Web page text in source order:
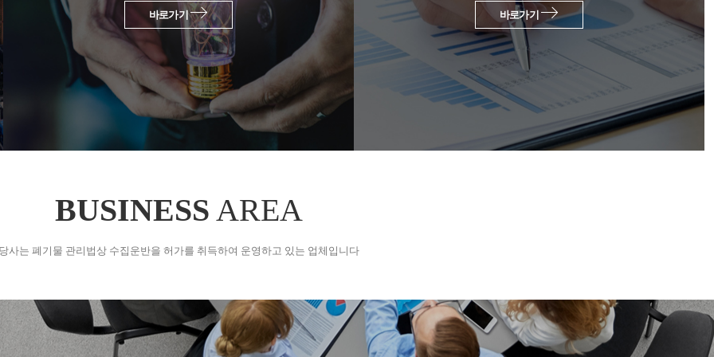
바로가기 바로가기
BUSINESS AREA
사는 폐기물 관리법상 수집운반을 허가를 취득하여 운영하고 있는 업체입니다